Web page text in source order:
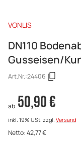
VONLIS
DN110
Gusseisen/
Art.Nr.:24406
ab 50,90 €
inkl. 19% USt. zzgl. Versand
Netto:42,77€